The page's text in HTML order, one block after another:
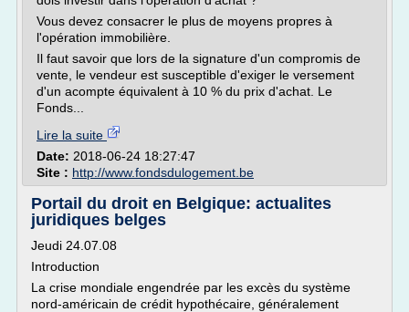
Vous devez consacrer le plus de moyens propres à
l'opération immobilière.
Il faut savoir que lors de la signature d'un compromis de
vente, le vendeur est susceptible d'exiger le versement
d'un acompte équivalent à 10 % du prix d'achat. Le
Fonds...
Lire la suite
Date: 2018-06-24 18:27:47
Site : http://www.fondsdulogement.be
Portail du droit en Belgique: actualites
juridiques belges
Jeudi 24.07.08
Introduction
La crise mondiale engendrée par les excès du système
nord-américain de crédit hypothécaire, généralement